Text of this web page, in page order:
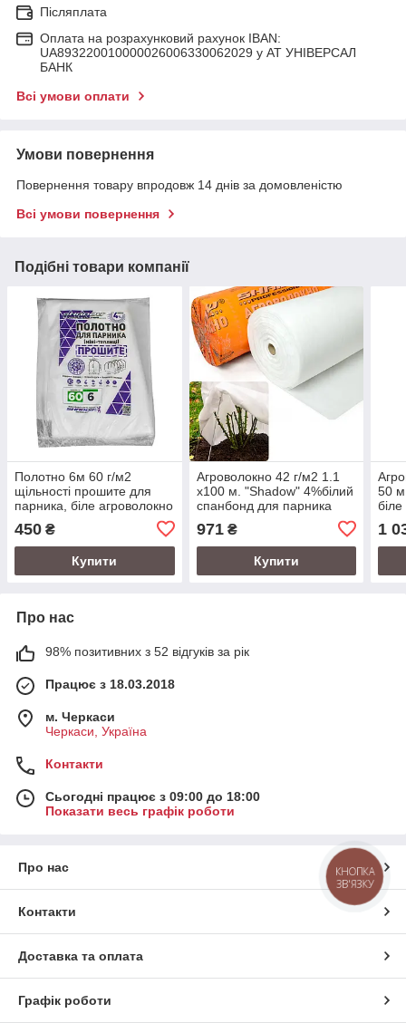
Післяплата
Оплата на розрахунковий рахунок IBAN:
UA893220010000026006330062029 у АТ УНІВЕРСАЛ
БАНК
Всі умови оплати
Умови повернення
Повернення товару впродовж 14 днів за домовленістю
Всі умови повернення
Подібні товари компанії
Полотно 6м 60 г/м2
щільності прошите для
парника, біле агроволокно
( спанбонд для парника)
450 ₴
Купити
Агроволокно 42 г/м2 1.1
х100 м. "Shadow" 4%білий
спанбонд для парника
971₴
Купити
50 м
1
Про нас
98% позитивних з 52 відгуків за рік
Працює з 18.03.2018
м. Черкаси
Черкаси, Україна
Контакти
Сьогодні працює з 09:00 до 18:00
Показати весь графік роботи
Про нас
Контакти
Доставка та оплата
Графік роботи
КНОПКА
ЗВ'ЯЗКУ